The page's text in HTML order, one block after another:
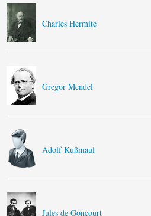
Charles Hermite
Gregor Mendel
Adolf Kußmaul
Jules de Goncourt